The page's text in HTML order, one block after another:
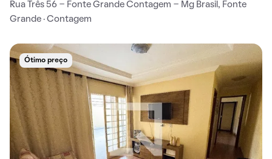
Rua Três 56 - Fonte Grande Contagem - Mg Brasil, Fonte
Grande · Contagem
Ótimo preço